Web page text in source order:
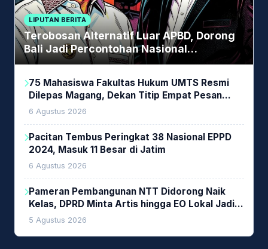
LIPUTAN BERITA
Terobosan Alternatif Luar APBD, Dorong
Bali Jadi Percontohan Nasional
Pembiayaan Daerah
75 Mahasiswa Fakultas Hukum UMTS Resmi
Dilepas Magang, Dekan Titip Empat Pesan
Penting
6 Agustus 2026
Pacitan Tembus Peringkat 38 Nasional EPPD
2024, Masuk 11 Besar di Jatim
6 Agustus 2026
Pameran Pembangunan NTT Didorong Naik
Kelas, DPRD Minta Artis hingga EO Lokal Jadi
Prioritas
5 Agustus 2026